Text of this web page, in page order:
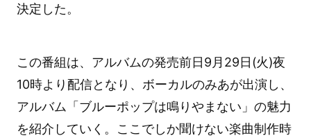
決定した。
この番組は、アルバムの発売前日9月29日(火)夜
10時より配信となり、ボーカルのみあが出演し、
アルバム「ブルーポップは鳴りやまない」の魅力
を紹介していく。ここでしか聞けない楽曲制作時